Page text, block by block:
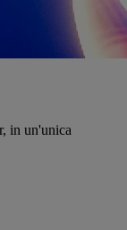
in un'unica